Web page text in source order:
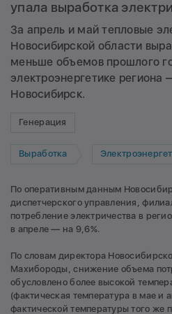
упала выработка
За апрель и май тепловые
Новосибирской области
меньше объемов прошлого
электроэнергетике
Новосибирск.
Генерация
Выработка
По оперативным данным
диспетчерского управления,
потребление электричества в
в апреле — на 9,6%.
По словам директора
Махибороды, снижение объема
обусловлено более высокой
(фактическая температура в мае и
фактической температуры того же